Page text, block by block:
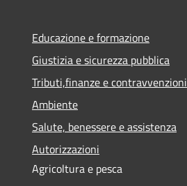
Educazione e formazione
Giustizia e sicurezza pubblica
Tributi,finanze e contravvenzioni
Ambiente
Salute, benessere e assistenza
Autorizzazioni
Agricoltura e pesca